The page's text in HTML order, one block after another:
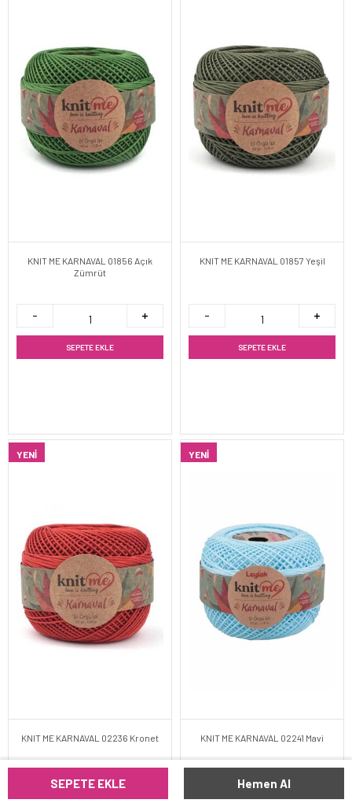
SEPETE EKLE Hemen Al
KNIT ME KARNAVAL 01856 Açık
Zümrüt
SEPETE EKLE
KNIT ME KARNAVAL 01857 Yeşil
SEPETE EKLE
YENI
KNIT ME KARNAVAL 02236 Kronet
YENI
KNIT ME KARNAVAL 02241 Mavi